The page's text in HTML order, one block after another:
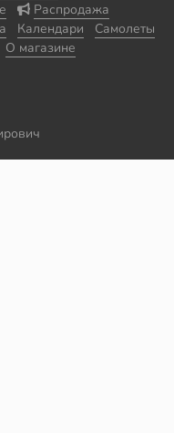
Распродажа
Календари
Самолеты
О магазине